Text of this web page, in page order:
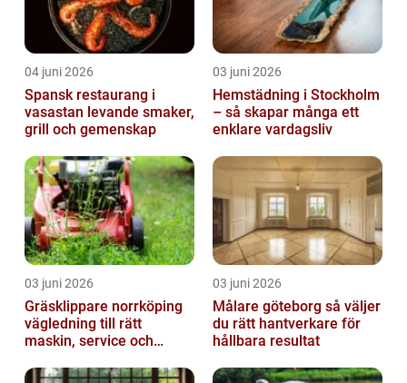
04 juni 2026
Spansk restaurang i
vasastan levande smaker,
grill och gemenskap
03 juni 2026
Hemstädning i Stockholm
– så skapar många ett
enklare vardagsliv
03 juni 2026
Gräsklippare norrköping
vägledning till rätt
maskin, service och
03 juni 2026
Målare göteborg så väljer
du rätt hantverkare för
hållbara resultat